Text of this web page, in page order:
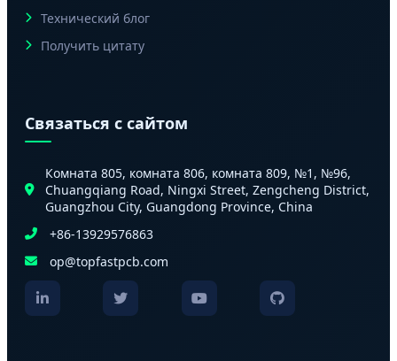
Технический блог
Получить цитату
Связаться с сайтом
Комната 805, комната 806, комната 809, №1, №96,
Chuangqiang Road, Ningxi Street, Zengcheng District,
Guangzhou City, Guangdong Province, China
+86-13929576863
op@topfastpcb.com